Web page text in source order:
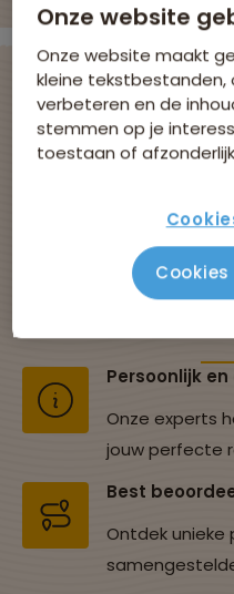
Persoonlijk
Onze experts
jouw perfecte
Best
Ontdek unieke
Onze website
Onze website maakt
kleine tekstbestanden,
verbeteren en de
stemmen op je
toestaan of